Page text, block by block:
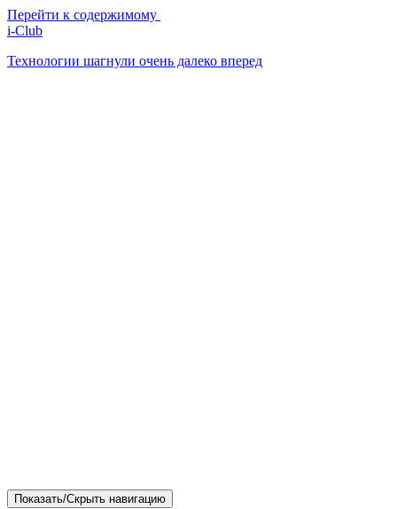
Перейти к содержимому
i-Club
Технологии шагнули очень далеко вперед
Показать/Скрыть навигацию